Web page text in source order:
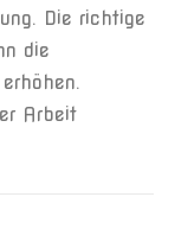
Die richtige
die
Arbeit